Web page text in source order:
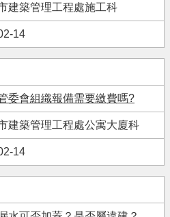
建築管理工程處施工科
14
委會組織報備需要繳費嗎?
建築管理工程處公寓大廈科
14